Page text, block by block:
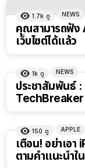
1.7k ดู NEWS
คุณสามารถฟัง
เว็บไซต์ได้แล้ว
1k ดู NEWS
ประชาสัมพันธ์
TechBreaker
150 ดู APPLE
เตือน! อย่าเอา
ตามคำแนะนำใ